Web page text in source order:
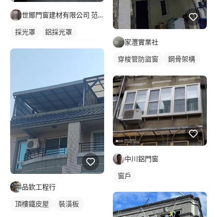
世鄮門窗建材有限公司 范先生
採光罩
鋁採光罩
品欽工程行
頂樓鐵皮屋 裝潢板
家灃實業社
穿梭管防盜窗
鋼骨架構
中川鋁門窗
窗戶